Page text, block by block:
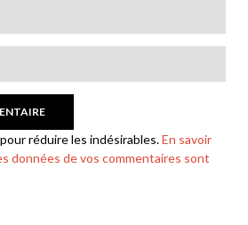
réduire les indésirables.En savoir
données de vos commentaires sont